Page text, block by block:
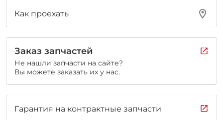
Как проехать
Заказ запчастей
Не нашли запчасти на сайте?
Вы можете заказать их у нас.
Гарантия на контрактные запчасти